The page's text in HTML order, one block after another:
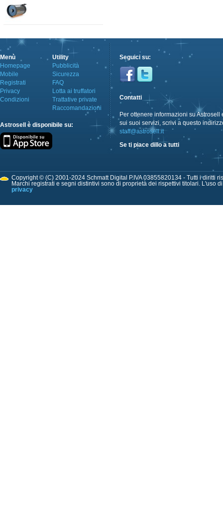
Menù
Homepage
Mobile
Registrati
Privacy
Condizioni
Utility
Pubblicità
Sicurezza
FAQ
Lotta ai truffatori
Trattative private
Raccomandazioni
Astrosell è disponibile su:
Seguici su:
Contatti
Per ottenere informazioni su Astrosell
sui suoi servizi, scrivi a questo
staff@astrosell.it
Se ti piace dillo a tutti
Copyright © (C) 2001-2024 Schmatt Digital P.IVA 03855820134 - Tutti i diritti
Marchi registrati e segni distintivi sono di proprietà dei rispettivi titolari. L'uso
privacy